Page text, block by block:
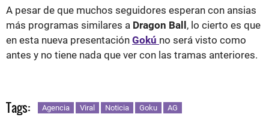
A pesar de que muchos seguidores esperan con ansias
más programas similares a Dragon Ball, lo cierto es que
en esta nueva presentación Gokú no será visto como
antes y no tiene nada que ver con las tramas anteriores.
Tags: Agencia Viral Noticia Goku AG